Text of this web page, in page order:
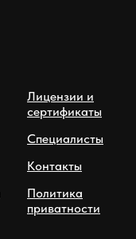
Лицензии и
сертификаты
Специалисты
Контакты
Политика
приватности